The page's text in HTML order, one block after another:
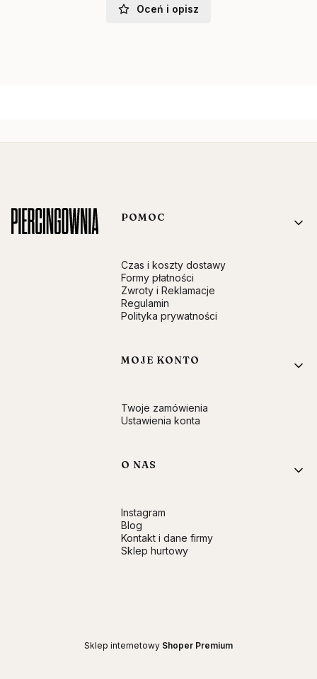
Oceń i opisz
Linki w stopce
POMOC
Czas i koszty dostawy
Formy płatności
Zwroty i Reklamacje
Regulamin
Polityka prywatności
MOJE KONTO
Twoje zamówienia
Ustawienia konta
O NAS
Instagram
Blog
Kontakt i dane firmy
Sklep hurtowy
Sklep internetowy Shoper Premium